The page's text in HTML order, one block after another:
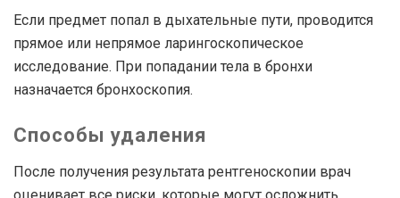
Если предмет попал в дыхательные пути, проводится
прямое или непрямое ларингоскопическое
исследование. При попадании тела в бронхи
назначается бронхоскопия.
Способы удаления
После получения результата рентгеноскопии врач